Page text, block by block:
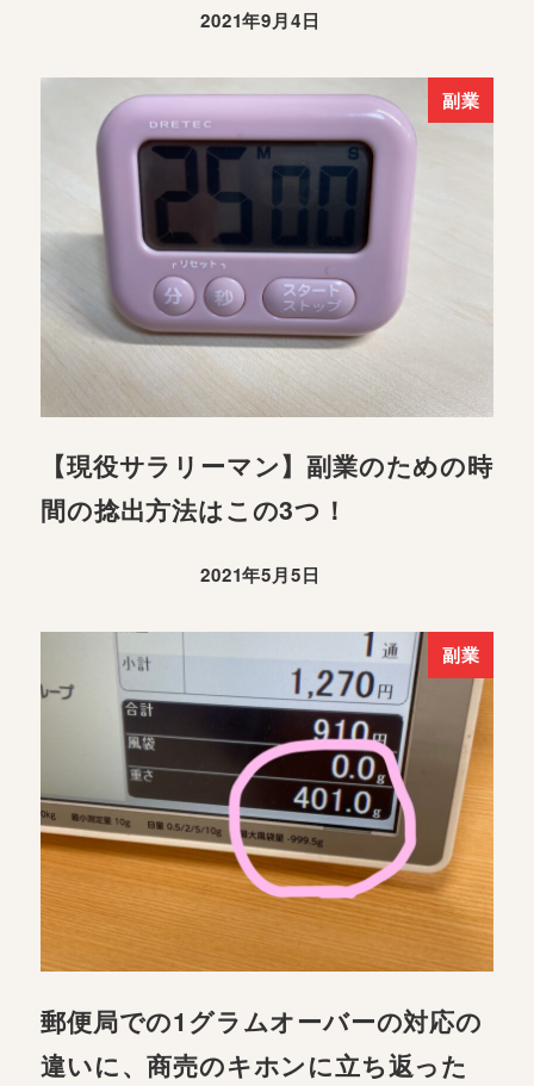
2021年9月4日
副業
【現役サラリーマン】副業のための時
間の捻出方法はこの3つ！
2021年5月5日
副業
郵便局での1グラムオーバーの対応の
違いに、商売のキホンに立ち返った